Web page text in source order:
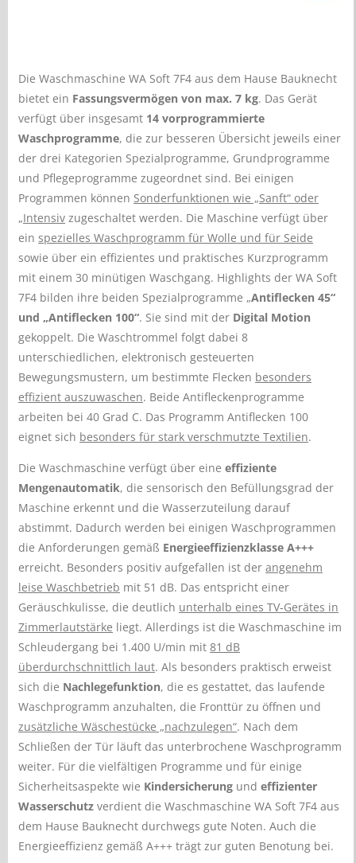
Die Waschmaschine WA Soft 7F4 aus dem Hause Bauknecht
bietet ein Fassungsvermögen von max. 7 kg. Das Gerät
verfügt über insgesamt 14 vorprogrammierte
Waschprogramme, die zur besseren Übersicht jeweils einer
der drei Kategorien Spezialprogramme, Grundprogramme
und Pflegeprogramme zugeordnet sind. Bei einigen
Programmen können Sonderfunktionen wie „Sanft“ oder
„Intensiv zugeschaltet werden. Die Maschine verfügt über
einspezielles Waschprogramm für Wolle und für Seide
sowie über ein effizientes und praktisches Kurzprogramm
mit einem 30 minütigen Waschgang. Highlights der WA Soft
7F4 bilden ihre beiden Spezialprogramme „Antiflecken 45“
und „Antiflecken 100“. Sie sind mit der Digital Motion
gekoppelt. Die Waschtrommel folgt dabei 8
unterschiedlichen, elektronisch gesteuerten
Bewegungsmustern, um bestimmte Flecken besonders
effizient auszuwaschen. Beide Antifleckenprogramme
arbeiten bei 40 Grad C. Das Programm Antiflecken 100
eignet sich besonders für stark verschmutzte Textilien.
Die Waschmaschine verfügt über eineeffiziente
Mengenautomatik, die sensorisch den Befüllungsgrad der
Maschine erkennt und die Wasserzuteilung darauf
abstimmt. Dadurch werden bei einigen Waschprogrammen
die Anforderungen gemäß Energieeffizienzklasse A+++
erreicht. Besonders positiv aufgefallen ist derangenehm
leise Waschbetrieb mit 51 dB. Das entspricht einer
Geräuschkulisse, die deutlich unterhalb eines TV-Gerätes in
Zimmerlautstärke liegt. Allerdings ist die Waschmaschine im
Schleudergang bei 1.400 U/min mit81 dB
überdurchschnittlich laut. Als besonders praktisch erweist
sich die Nachlegefunktion, die es gestattet, das laufende
Waschprogramm anzuhalten, die Fronttür zu öffnen und
zusätzliche Wäschestücke „nachzulegen“. Nach dem
Schließen der Tür läuft das unterbrochene Waschprogramm
weiter. Für die vielfältigen Programme und für einige
Sicherheitsaspekte wie Kindersicherung undeffizienter
Wasserschutz verdient die Waschmaschine WA Soft 7F4 aus
dem Hause Bauknecht durchwegs gute Noten. Auch die
Energieeffizienz gemäß A+++ trägt zur guten Benotung bei.